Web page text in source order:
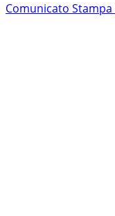
Comunicato Stampa